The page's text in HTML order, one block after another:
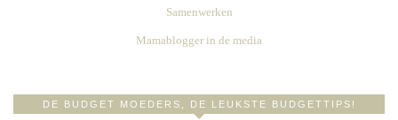
Samenwerken
Mamablogger in de media
DE BUDGET MOEDERS, DE LEUKSTE BUDGETTIPS!